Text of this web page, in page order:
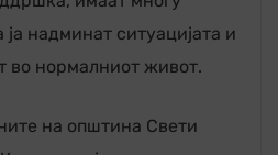
надминат ситуацијата и
во нормалниот живот.
на општина Свети